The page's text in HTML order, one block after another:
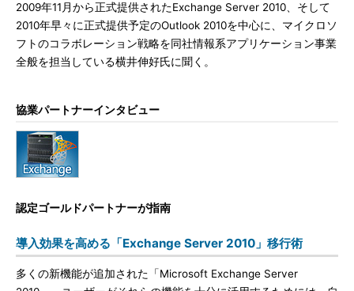
2009年11月から正式提供されたExchange Server 2010、そして
2010年早々に正式提供予定のOutlook 2010を中心に、マイクロソ
フトのコラボレーション戦略を同社情報系アプリケーション事業
全般を担当している横井伸好氏に聞く。
協業パートナーインタビュー
認定ゴールドパートナーが指南
導入効果を高める「Exchange Server 2010」移行術
多くの新機能が追加された「Microsoft Exchange Server